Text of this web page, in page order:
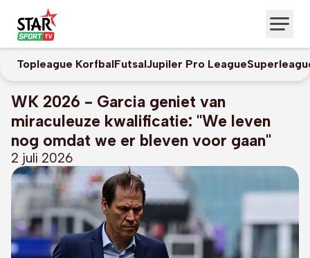
Topleague KorfbalFutsalJupiler Pro League
WK 2026 - Garcia geniet van
miraculeuze kwalificatie: "We leven
nog omdat we er bleven voor gaan"
2 juli 2026